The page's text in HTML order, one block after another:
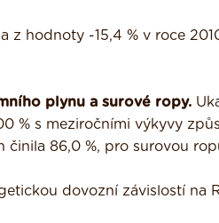
hodnoty -15,4 % v roce
plynu a surové ropy.
% s meziročními výkyvy
86,0 %, pro surovou
dovozní závislostí na